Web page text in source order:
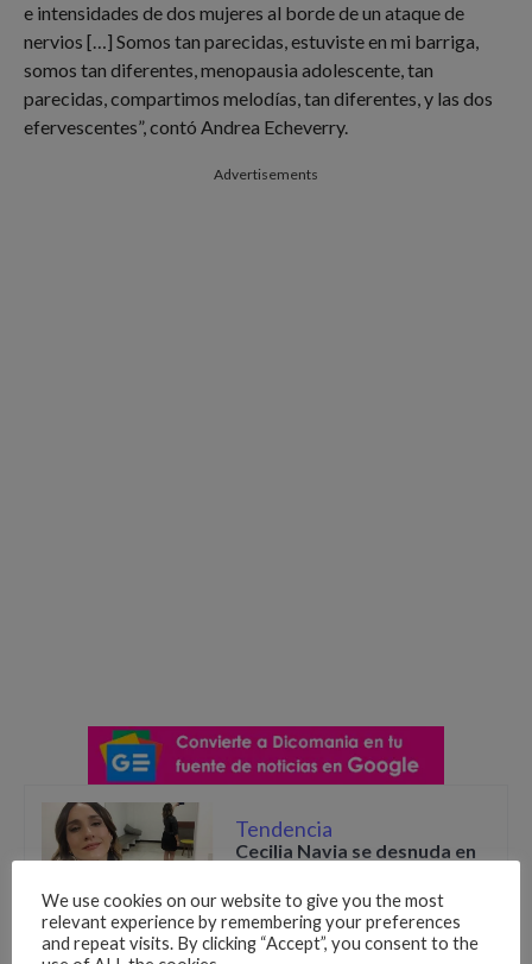
e intensidades de dos mujeres al borde de un ataque de
nervios […] Somos tan parecidas, estuviste en mi barriga,
somos tan diferentes, menopausia adolescente, tan
parecidas, compartimos melodías, tan diferentes, y las dos
efervescentes”, contó Andrea Echeverry.
Advertisements
Tendencia
Cecilia Navia se desnuda en
«15añera» le canta a las relaciones de madres e hijas, que a
We use cookies on our website to give you the most
relevant experience by remembering your preferences
and repeat visits. By clicking “Accept”, you consent to the